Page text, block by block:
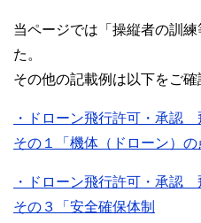
当ページでは「操縦者の訓
た。
その他の記載例は以下をご確
・ドローン飛行許可・承
その１「機体（ドローン）の
・ドローン飛行許可・承
その３「安全確保体制